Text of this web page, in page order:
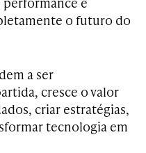
o futuro do
a ser
cresce o valor
criar estratégias,
tecnologia em